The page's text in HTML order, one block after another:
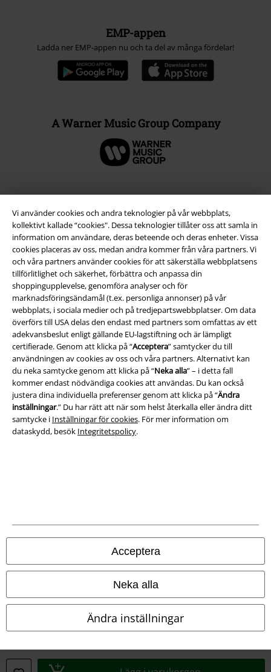
Vi använder cookies och andra teknologier på vår webbplats,
kollektivt kallade “cookies". Dessa teknologier tillåter oss att samla in
information om användare, deras beteende och deras enheter. Vissa
cookies placeras av oss, medan andra kommer från våra partners. Vi
och våra partners använder cookies för att säkerställa webbplatsens
tillförlitlighet och säkerhet, förbättra och anpassa din
shoppingupplevelse, genomföra analyser och för
marknadsföringsändamål (t.ex. personliga annonser) på vår
webbplats, i sociala medier och på tredjepartswebbplatser. Om data
överförs till USA delas den endast med partners som omfattas av ett
adekvansbeslut enligt gällande EU-lagstiftning och är lämpligt
certifierade. Genom att klicka på “Acceptera” samtycker du till
användningen av cookies av oss och våra partners. Alternativt kan
du neka samtycke genom att klicka på “Neka alla” – i detta fall
kommer endast nödvändiga cookies att användas. Du kan också
justera dina individuella preferenser genom att klicka på “Ändra
inställningar.” Du har rätt att när som helst återkalla eller ändra ditt
samtycke i Inställningar för cookies. För mer information om
dataskydd, besök Integritetspolicy.
Acceptera
Neka alla
Ändra inställningar
EMP-appen
Ladda ner EMP-appen nu och ta del av många fördelar!
A Warner Music Group Company
Juridisk information/Villkor
Villkor
Om oss
Ladda ner villkoren
Avfallshantering och miljöskydd
Försäkran om överensstämmelse
Alla priser inkl. moms.Fraktkostnad tillkommer.
© 1986-2026 E.M.P. Merchandising HGmbH
Våra onlinebutiker
EMP France